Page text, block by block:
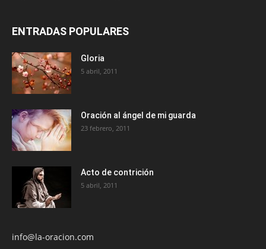
ENTRADAS POPULARES
Gloria
5 abril, 2011
Oración al ángel de mi guarda
23 febrero, 2011
Acto de contrición
5 abril, 2011
info@la-oracion.com